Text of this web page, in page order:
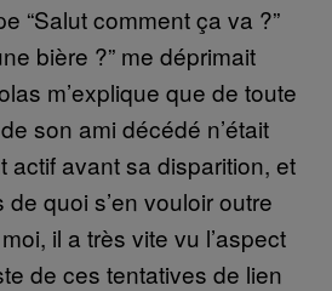
“Salut comment ça va ?”
bière ?” me déprimait
m’explique que de toute
son ami décédé n’était
actif avant sa disparition, et
de quoi s’en vouloir outre
il a très vite vu l’aspect
de ces tentatives de lien